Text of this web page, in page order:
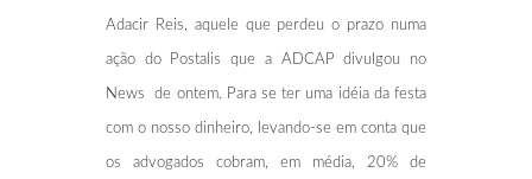
Adacir Reis, aquele que perdeu o prazo numa
ação do Postalis que a ADCAP divulgou no
News de ontem. Para se ter uma idéia da festa
com o nosso dinheiro, levando-se em conta que
os advogados cobram, em média, 20% de